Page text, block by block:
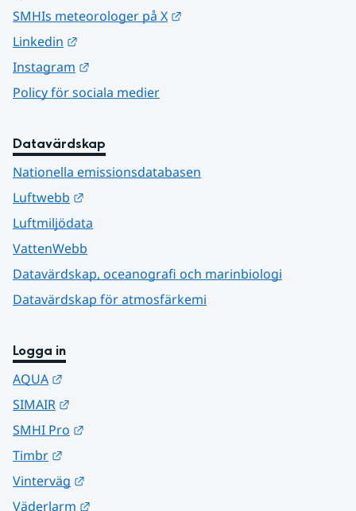
SMHIs meteorologer på X
Linkedin
Instagram
Policy för sociala medier
Datavärdskap
Nationella emissionsdatabasen
Luftwebb
Luftmiljödata
VattenWebb
Datavärdskap, oceanografi och marinbiologi
Datavärdskap för atmosfärkemi
Logga in
AQUA
SIMAIR
SMHI Pro
Timbr
Vinterväg
Väderlarm